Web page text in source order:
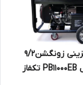
موتوربرق بنزینی زونگشن9/2
کیلووات مدل PB11000EB تکفاز